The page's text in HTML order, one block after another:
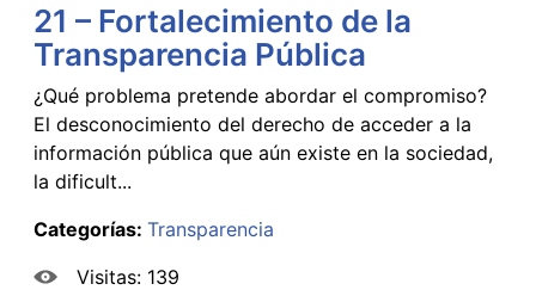
21 – Fortalecimiento de la
Transparencia Pública
¿Qué problema pretende abordar el compromiso?
El desconocimiento del derecho de acceder a la
información pública que aún existe en la sociedad,
la dificult...
Categorías: Transparencia
Visitas: 139